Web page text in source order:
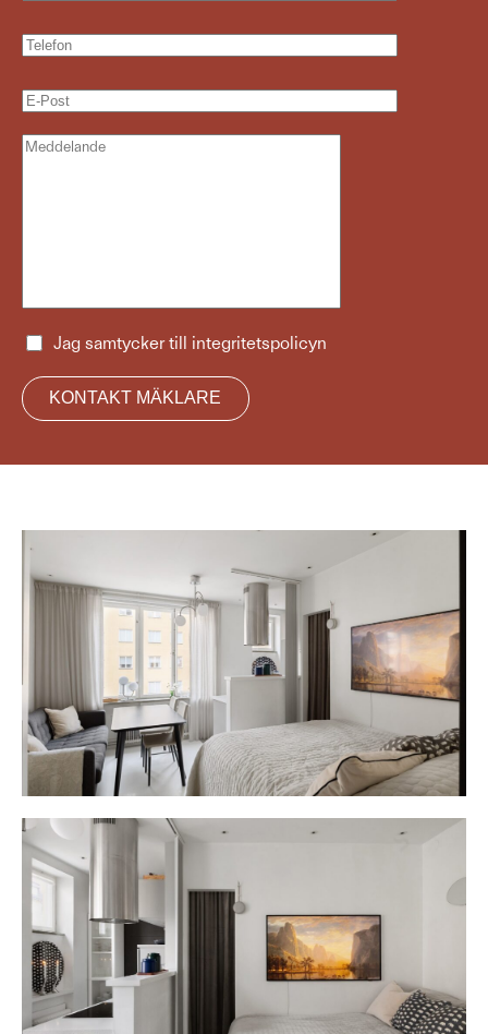
Jag samtycker till integritetspolicyn